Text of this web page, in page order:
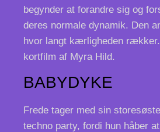
begynder at forandre sig og
deres normale dynamik. Den
hvor langt kærligheden
kortfilm af Myra Hild.
BABYDYKE
Frede tager med sin
techno party, fordi hun håber